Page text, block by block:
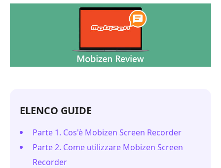
ELENCO GUIDE
Parte 1. Cos'è Mobizen Screen Recorder
Parte 2. Come utilizzare Mobizen Screen
Recorder